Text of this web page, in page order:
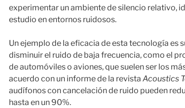
experimentar un ambiente de silencio relativo,
estudio en entornos ruidosos.
Un ejemplo de la eficacia de esta tecnología es
disminuir el ruido de baja frecuencia, como el
de automóviles o aviones, que suelen ser los
acuerdo con un informe de la revista Acoustics
audífonos con cancelación de ruido pueden
hasta en un 90%.